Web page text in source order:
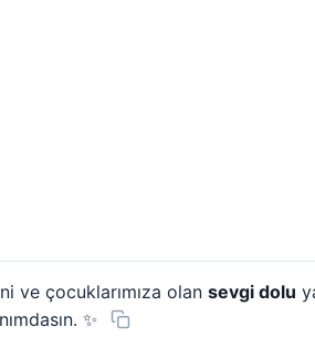
ve çocuklarımıza olan sevgi dolu
✨